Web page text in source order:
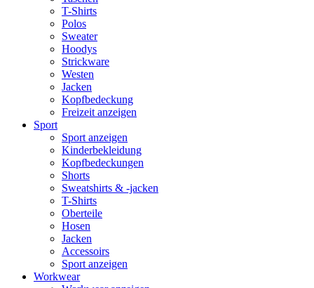
T-Shirts
Polos
Sweater
Hoodys
Strickware
Westen
Jacken
Kopfbedeckung
Freizeit anzeigen
Sport
Sport anzeigen
Kinderbekleidung
Kopfbedeckungen
Shorts
Sweatshirts & -jacken
T-Shirts
Oberteile
Hosen
Jacken
Accessoirs
Sport anzeigen
Workwear